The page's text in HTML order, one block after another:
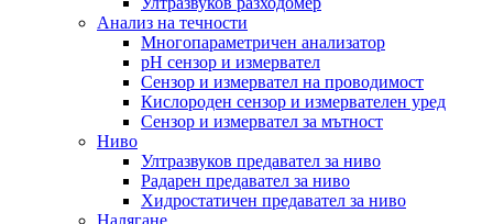
Анализ на течности
Многопараметричен анализатор
pH сензор и измервател
Сензор и измервател на проводимост
Кислороден сензор и измервателен уред
Сензор и измервател за мътност
Ниво
Ултразвуков предавател за ниво
Радарен предавател за ниво
Хидростатичен предавател за ниво
Налягане